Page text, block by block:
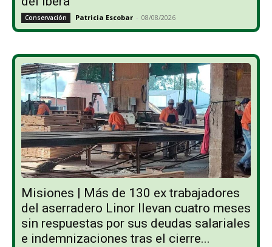
Conservación Patricia Escobar - 08/08/2026
Misiones | Más de 130 ex trabajadores
del aserradero Linor llevan cuatro meses
sin respuestas por sus deudas salariales
e indemnizaciones tras el cierre...